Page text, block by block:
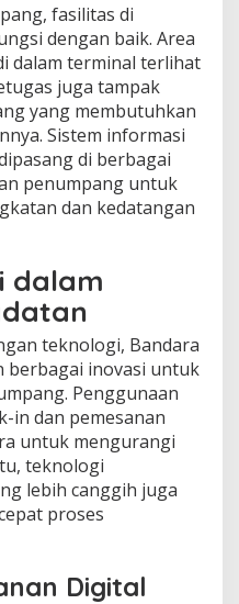
fasilitas di
dengan baik. Area
dalam terminal terlihat
juga tampak
yang membutuhkan
Sistem informasi
di berbagai
penumpang untuk
dan kedatangan
dalam
teknologi, Bandara
berbagai inovasi untuk
Penggunaan
in dan pemesanan
untuk mengurangi
teknologi
lebih canggih juga
proses
Digital